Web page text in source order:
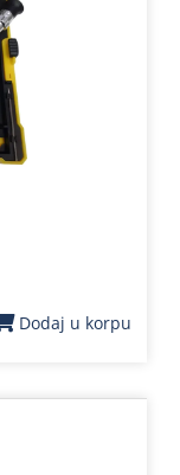
Dodaj u korpu